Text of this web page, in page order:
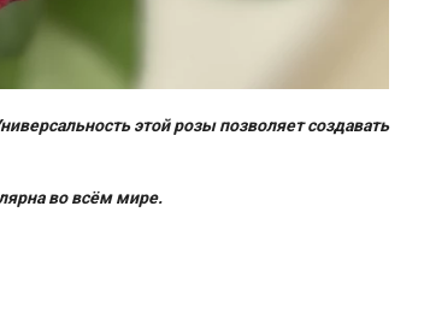
этой розы позволяет создавать
во всём мире.